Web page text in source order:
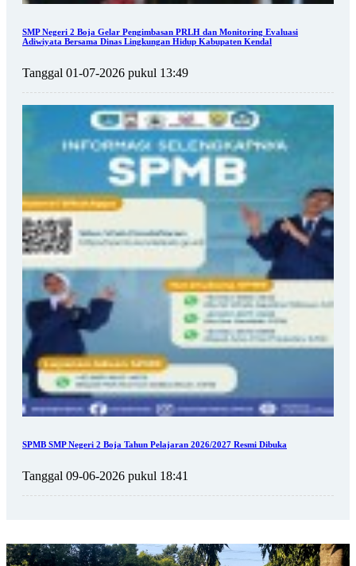
SMP Negeri 2 Boja Gelar Pengimbasan PRLH dan Monitoring Evaluasi
Adiwiyata Bersama Dinas Lingkungan Hidup Kabupaten Kendal
Tanggal 01-07-2026 pukul 13:49
SPMB SMP Negeri 2 Boja Tahun Pelajaran 2026/2027 Resmi Dibuka
Tanggal 09-06-2026 pukul 18:41